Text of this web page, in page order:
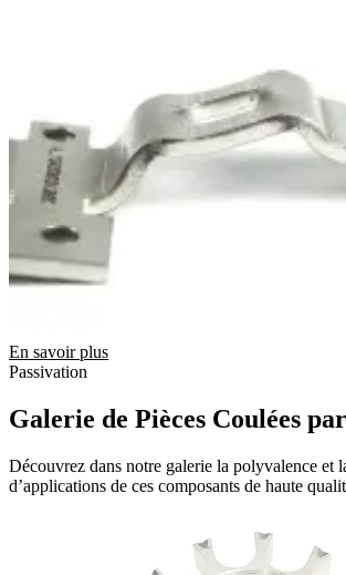
En savoir plus
Passivation
Galerie de Pièces Coulées
Découvrez dans notre galerie la polyvalence et
d’applications de ces composants de haute